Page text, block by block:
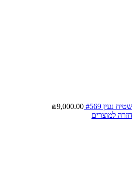
שטיח נעין #569 ₪9,000.00
חזרה למוצרים